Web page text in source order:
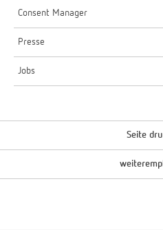
Consent Manager
Presse
Jobs
Seite